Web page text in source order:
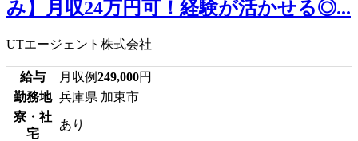
み】月収24万円可！経験が活かせる◎...
UTエージェント株式会社
給与 月収例249,000円
勤務地 兵庫県 加東市
寮・社
宅
あり